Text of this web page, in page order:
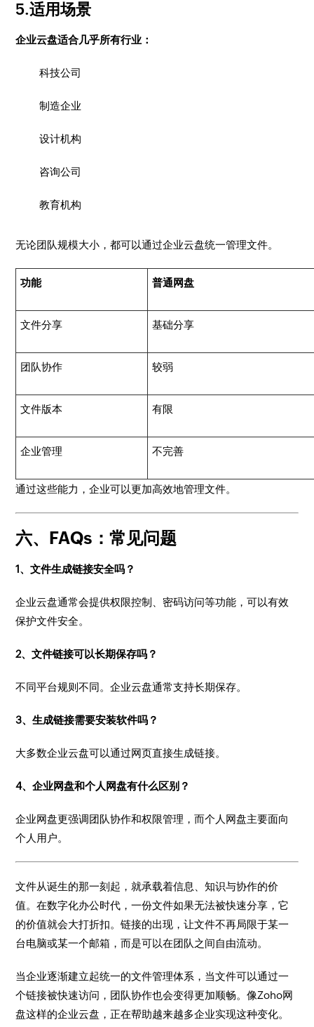
5.适用场景
企业云盘适合几乎所有行业：
科技公司
制造企业
设计机构
咨询公司
教育机构
无论团队规模大小，都可以通过企业云盘统一管理文件。
功能 普通网盘
文件分享 基础分享
团队协作 较弱
文件版本 有限
企业管理 不完善
通过这些能力，企业可以更加高效地管理文件。
六、FAQs：常见问题
1、文件生成链接安全吗？
企业云盘通常会提供权限控制、密码访问等功能，可以有效
保护文件安全。
2、文件链接可以长期保存吗？
不同平台规则不同。企业云盘通常支持长期保存。
3、生成链接需要安装软件吗？
大多数企业云盘可以通过网页直接生成链接。
4、企业网盘和个人网盘有什么区别？
企业网盘更强调团队协作和权限管理，而个人网盘主要面向
个人用户。
文件从诞生的那一刻起，就承载着信息、知识与协作的价
值。在数字化办公时代，一份文件如果无法被快速分享，它
的价值就会大打折扣。链接的出现，让文件不再局限于某一
台电脑或某一个邮箱，而是可以在团队之间自由流动。
当企业逐渐建立起统一的文件管理体系，当文件可以通过一
个链接被快速访问，团队协作也会变得更加顺畅。像Zoho网
盘这样的企业云盘，正在帮助越来越多企业实现这种变化。